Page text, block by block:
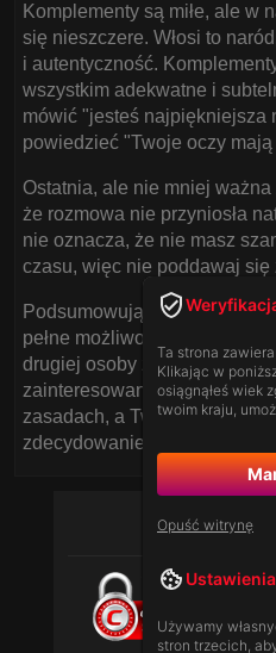
Komplementy są miłe, ale w
się nieszczere. Włosi to
i autentyczność.
wszystkim adekwatne i
mówić "jesteś najpiękniejsza
powiedzieć "Twoje oczy
Ostatnia, ale nie mniej
że rozmowa nie przyniosła
nie oznacza, że nie masz
czasu, więc nie poddawaj się
Podsumowując, włoski czat
pełne możliwości dla tych,
drugiej osoby z szacunkiem i
zainteresowaniem. Pamiętaj
zasadach, a Twoje szanse
zdecydowanie wzrosną.
Ta strona
Klikając w
osiągnąłeś wiek
twoim kraju,
Opuść witrynę
Używamy
stron trzecich,